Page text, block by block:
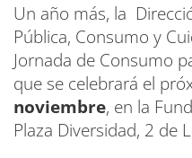
Un año más, la
Pública, Consumo y
Jornada de Consumo
que se celebrará el
noviembre, en la
Plaza Diversidad, 2 de